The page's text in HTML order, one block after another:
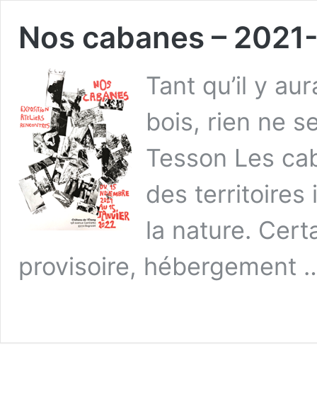
Nos cabanes –
Tant qu’il y
bois, rien ne
Tesson Les
des territoires
la nature.
provisoire, hébergement